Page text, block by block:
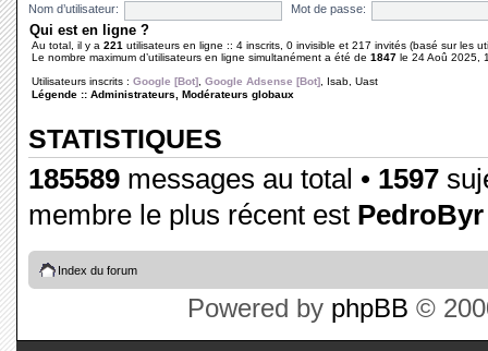
Nom d’utilisateur:
Mot de passe:
Qui est en ligne ?
Au total, il y a 221 utilisateurs en ligne :: 4 inscrits, 0 invisible et 217 invités (basé sur les
Le nombre maximum d’utilisateurs en ligne simultanément a été de 1847 le 24 Aoû 2025,
Utilisateurs inscrits : Google [Bot] Google Adsense [Bot] Isab Uast
Légende :: Administrateurs Modérateurs globaux
STATISTIQUES
185589 messages au total • 1597
membre le plus récent est PedroByr
Index du forum
Powered by phpBB ©